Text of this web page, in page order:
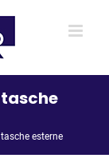
tasche
esterne